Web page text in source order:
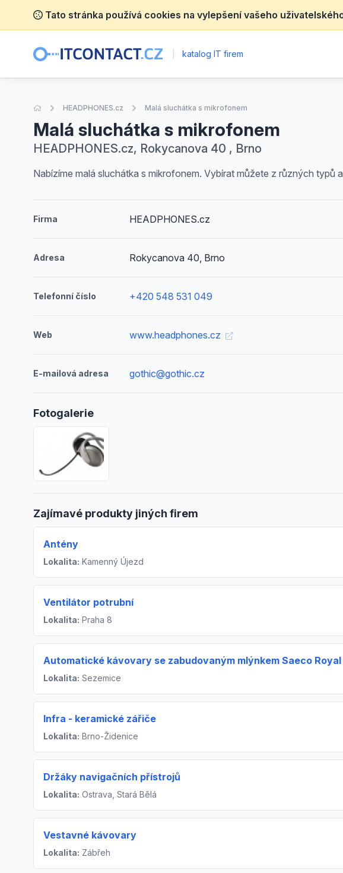
Tato stránka používá cookies na vylepšení vašeho
katalog IT firem
Úvodní stránka
HEADPHONES.cz Malá sluchátka s mikrofonem
Malá sluchátka s mikrofonem
HEADPHONES.cz, Rokycanova 40 , Brno
Nabízíme malá sluchátka s mikrofonem. Vybírat můžete z různých typů
Firma HEADPHONES.cz
Adresa Rokycanova 40, Brno
Telefonní číslo +420 548 531 049
Web www.headphones.cz
E-mailová adresa gothic@gothic.cz
Fotogalerie
Zajímavé produkty jiných firem
Antény
Lokalita: Kamenný Újezd
Ventilátor potrubní
Lokalita: Praha 8
Automatické kávovary se zabudovaným mlýnkem Saeco
Lokalita: Sezemice
Infra - keramické zářiče
Lokalita: Brno-Židenice
Držáky navigačních přístrojů
Lokalita: Ostrava, Stará Bělá
Vestavné kávovary
Lokalita: Zábřeh